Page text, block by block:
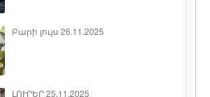
Բարի լույս 26.11.2025
ԼՈՒՐԵՐ 25.11.2025